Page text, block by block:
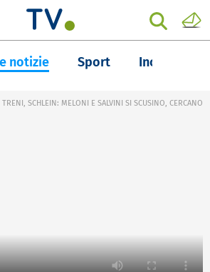
notizie Sport Inchieste
TRENI, SCHLEIN: MELONI E SALVINI SI SCUSINO, CERCANO